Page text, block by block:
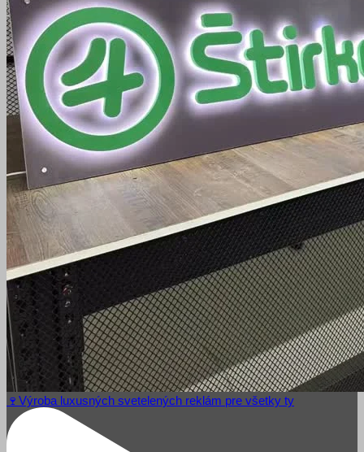
🍷Výroba luxusných svetelených reklám pre všetky ty